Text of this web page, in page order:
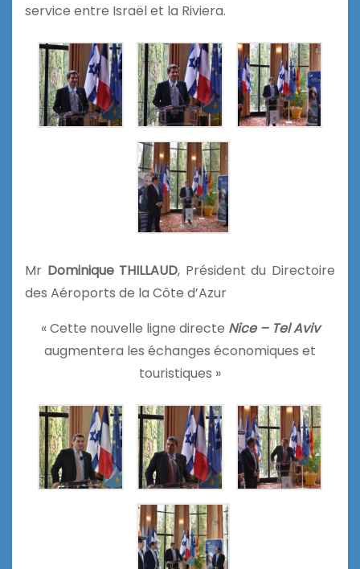
service entre Israël et la Riviera.
Mr Dominique THILLAUD, Président du Directoire
des Aéroports de la Côte d’Azur
« Cette nouvelle ligne directe Nice – Tel Aviv
augmentera les échanges économiques et
touristiques »